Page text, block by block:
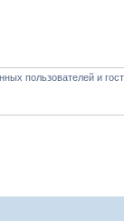
пользователей и